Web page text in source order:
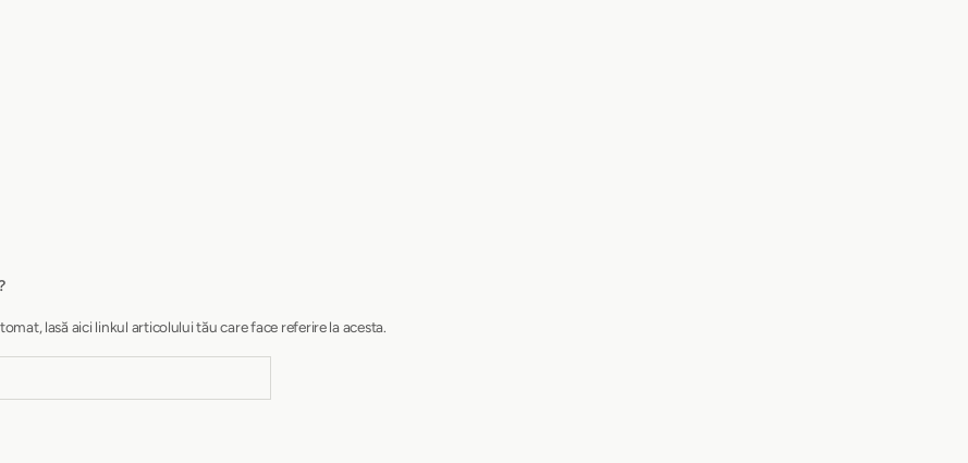
lasă aici linkul articolului tău care face referire la acesta.